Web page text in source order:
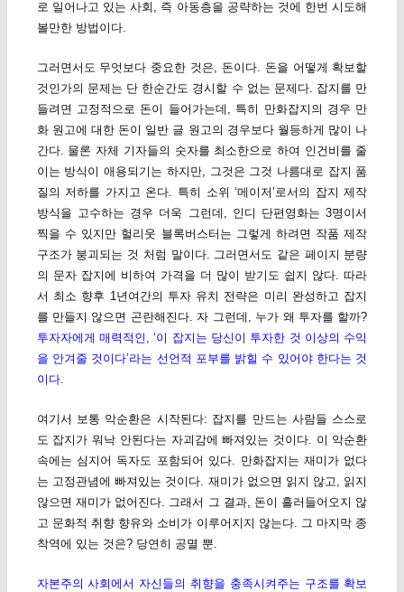
로 일어나고 있는 사회, 즉 아동층을 공략하는 것에 한번 시도해
볼만한 방법이다.
그러면서도 무엇보다 중요한 것은, 돈이다. 돈을 어떻게 확보할
것인가의 문제는 단 한순간도 경시할 수 없는 문제다. 잡지를 만
들려면 고정적으로 돈이 들어가는데, 특히 만화잡지의 경우 만
화 원고에 대한 돈이 일반 글 원고의 경우보다 월등하게 많이 나
간다. 물론 자체 기자들의 숫자를 최소한으로 하여 인건비를 줄
이는 방식이 애용되기는 하지만, 그것은 그것 나름대로 잡지 품
질의 저하를 가지고 온다. 특히 소위 ‘메이저’로서의 잡지 제작
방식을 고수하는 경우 더욱 그런데, 인디 단편영화는 3명이서
찍을 수 있지만 헐리웃 블록버스터는 그렇게 하려면 작품 제작
구조가 붕괴되는 것 처럼 말이다. 그러면서도 같은 페이지 분량
의 문자 잡지에 비하여 가격을 더 많이 받기도 쉽지 않다. 따라
서 최소 향후 1년여간의 투자 유치 전략은 미리 완성하고 잡지
를 만들지 않으면 곤란해진다. 자 그런데, 누가 왜 투자를 할까?
투자자에게 매력적인, ‘이 잡지는 당신이 투자한 것 이상의 수익
을 안겨줄 것이다’라는 선언적 포부를 밝힐 수 있어야 한다는 것
이다.
여기서 보통 악순환은 시작된다: 잡지를 만드는 사람들 스스로
도 잡지가 워낙 안된다는 자괴감에 빠져있는 것이다. 이 악순환
속에는 심지어 독자도 포함되어 있다. 만화잡지는 재미가 없다
는 고정관념에 빠져있는 것이다. 재미가 없으면 읽지 않고, 읽지
않으면 재미가 없어진다. 그래서 그 결과, 돈이 흘러들어오지 않
고 문화적 취향 향유와 소비가 이루어지지 않는다. 그 마지막 종
착역에 있는 것은? 당연히 공멸 뿐.
자본주의 사회에서 자신들의 취향을 충족시켜주는 구조를 확보